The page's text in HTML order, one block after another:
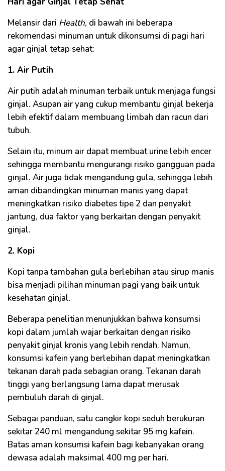
Melansir dari Health, di bawah ini beberapa
rekomendasi minuman untuk dikonsumsi di pagi hari
agar ginjal tetap sehat:
1. Air Putih
Air putih adalah minuman terbaik untuk menjaga fungsi
ginjal. Asupan air yang cukup membantu ginjal bekerja
lebih efektif dalam membuang limbah dan racun dari
tubuh.
Selain itu, minum air dapat membuat urine lebih encer
sehingga membantu mengurangi risiko gangguan pada
ginjal. Air juga tidak mengandung gula, sehingga lebih
aman dibandingkan minuman manis yang dapat
meningkatkan risiko diabetes tipe 2 dan penyakit
jantung, dua faktor yang berkaitan dengan penyakit
ginjal.
2. Kopi
Kopi tanpa tambahan gula berlebihan atau sirup manis
bisa menjadi pilihan minuman pagi yang baik untuk
kesehatan ginjal.
Beberapa penelitian menunjukkan bahwa konsumsi
kopi dalam jumlah wajar berkaitan dengan risiko
penyakit ginjal kronis yang lebih rendah. Namun,
konsumsi kafein yang berlebihan dapat meningkatkan
tekanan darah pada sebagian orang. Tekanan darah
tinggi yang berlangsung lama dapat merusak
pembuluh darah di ginjal.
Sebagai panduan, satu cangkir kopi seduh berukuran
sekitar 240 ml mengandung sekitar 95 mg kafein.
Batas aman konsumsi kafein bagi kebanyakan orang
dewasa adalah maksimal 400 mg per hari.